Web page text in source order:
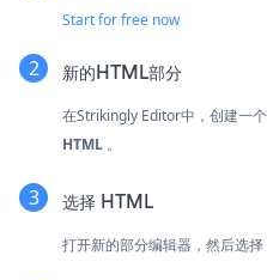
Start for free now
新的HTML部分
在Strikingly Editor中，创建一个
HTML 。
选择 HTML
打开新的部分编辑器，然后选择